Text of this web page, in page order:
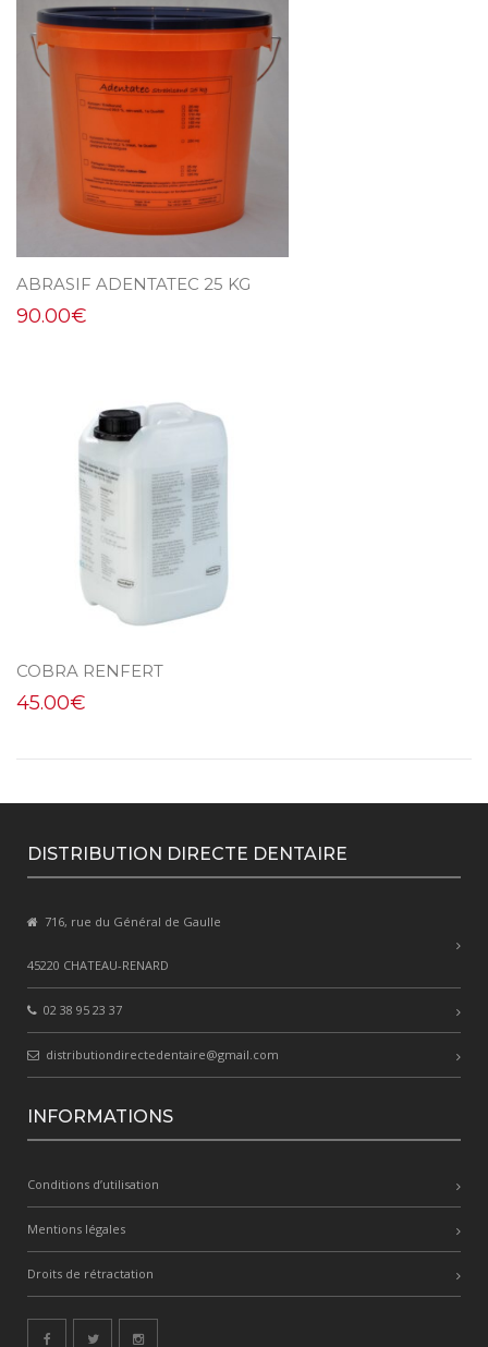
Mon compte
ABRASIF ADENTATEC 25 KG
90.00€
COBRA RENFERT
45.00€
DISTRIBUTION DIRECTE DENTAIRE
716, rue du Général de Gaulle
45220 CHATEAU-RENARD
02 38 95 23 37
distributiondirectedentaire@gmail.com
INFORMATIONS
Conditions d’utilisation
Mentions légales
Droits de rétractation